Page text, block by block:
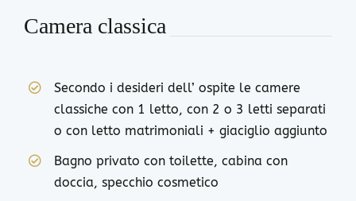
Camera classica
Secondo i desideri dell’ ospite le camere
classiche con 1 letto, con 2 o 3 letti separati
o con letto matrimoniali + giaciglio aggiunto
Bagno privato con toilette, cabina con
doccia, specchio cosmetico